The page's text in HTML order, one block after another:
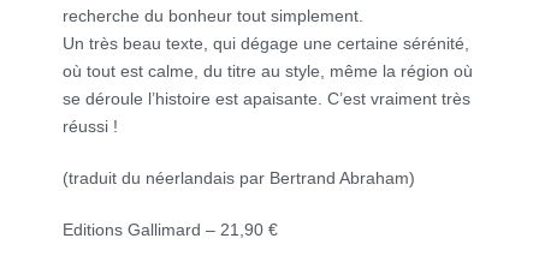
recherche du bonheur tout simplement.
Un très beau texte, qui dégage une certaine sérénité,
où tout est calme, du titre au style, même la région où
se déroule l’histoire est apaisante. C’est vraiment très
réussi !
(traduit du néerlandais par Bertrand Abraham)
Editions Gallimard – 21,90 €